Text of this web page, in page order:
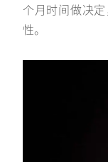
个月时间做决
性。